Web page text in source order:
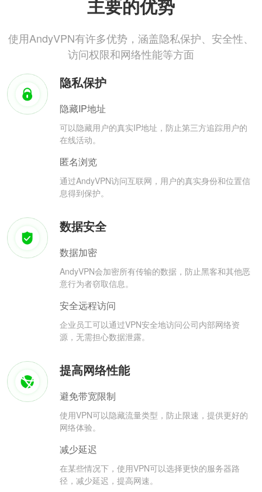
主要的优势
使用AndyVPN有许多优势，涵盖隐私保护、安全性、
访问权限和网络性能等方面
隐私保护
隐藏IP地址
可以隐藏用户的真实IP地址，防止第三方追踪用户的
在线活动。
匿名浏览
通过AndyVPN访问互联网，用户的真实身份和位置信
息得到保护。
数据安全
数据加密
AndyVPN会加密所有传输的数据，防止黑客和其他恶
意行为者窃取信息。
安全远程访问
企业员工可以通过VPN安全地访问公司内部网络资
源，无需担心数据泄露。
提高网络性能
避免带宽限制
使用VPN可以隐藏流量类型，防止限速，提供更好的
网络体验。
减少延迟
在某些情况下，使用VPN可以选择更快的服务器路
径，减少延迟，提高网速。